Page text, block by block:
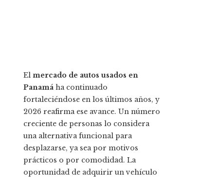
El mercado de autos usados en
Panamá ha continuado
fortaleciéndose en los últimos años, y
2026 reafirma ese avance. Un número
creciente de personas lo considera
una alternativa funcional para
desplazarse, ya sea por motivos
prácticos o por comodidad. La
oportunidad de adquirir un vehículo